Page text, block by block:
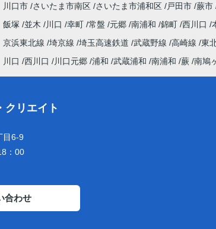
川口市 さいたま市南区 さいたま市浦和区 戸田市 蕨市
飯塚 並木 川口 幸町 常盤 元郷 南浦和 錦町 西川口
京浜東北線 埼京線 埼玉高速鉄道 武蔵野線 高崎線 東
川口 西川口 川口元郷 浦和 武蔵浦和 南浦和 蕨 南鳩
クリエイト
目6-9
：00
合わせ